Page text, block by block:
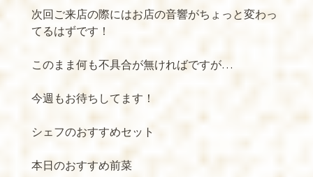
次回ご来店の際にはお店の音響がちょっと変わっ
てるはずです！
このまま何も不具合が無ければですが…
今週もお待ちしてます！
シェフのおすすめセット
本日のおすすめ前菜